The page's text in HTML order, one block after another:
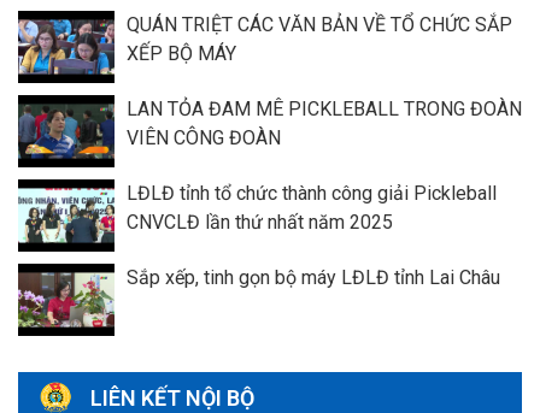
QUÁN TRIỆT CÁC VĂN BẢN VỀ TỔ CHỨC SẮP
XẾP BỘ MÁY
LAN TỎA ĐAM MÊ PICKLEBALL TRONG ĐOÀN
VIÊN CÔNG ĐOÀN
LĐLĐ tỉnh tổ chức thành công giải Pickleball
CNVCLĐ lần thứ nhất năm 2025
Sắp xếp, tinh gọn bộ máy LĐLĐ tỉnh Lai Châu
LIÊN KẾT NỘI BỘ